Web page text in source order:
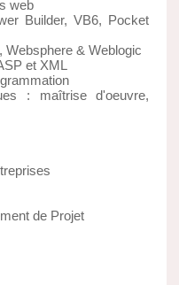
web
Builder, VB6, Pocket
& Weblogic
et XML
: maîtrise d'oeuvre,
de Projet